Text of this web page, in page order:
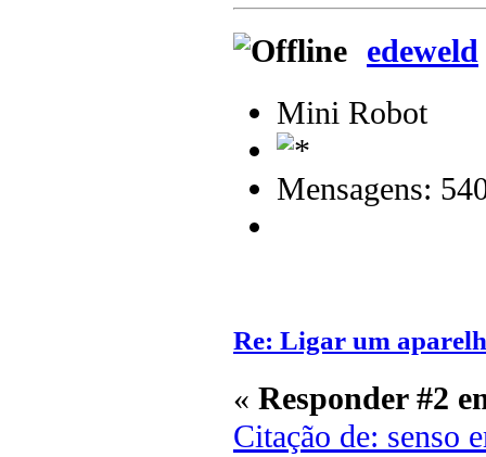
edeweld
Mini Robot
Mensagens:
Re: Ligar um
« Responder #2
Citação de: senso